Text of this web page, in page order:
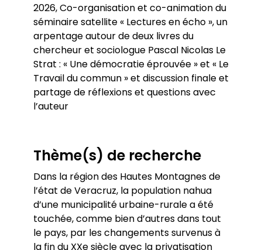
2026, Co-organisation et co-animation du
séminaire satellite « Lectures en écho », un
arpentage autour de deux livres du
chercheur et sociologue Pascal Nicolas Le
Strat : « Une démocratie éprouvée » et « Le
Travail du commun » et discussion finale et
partage de réflexions et questions avec
l’auteur
Thème(s) de recherche
Dans la région des Hautes Montagnes de
l’état de Veracruz, la population nahua
d’une municipalité urbaine-rurale a été
touchée, comme bien d’autres dans tout
le pays, par les changements survenus à
la fin du XXe siècle avec la privatisation